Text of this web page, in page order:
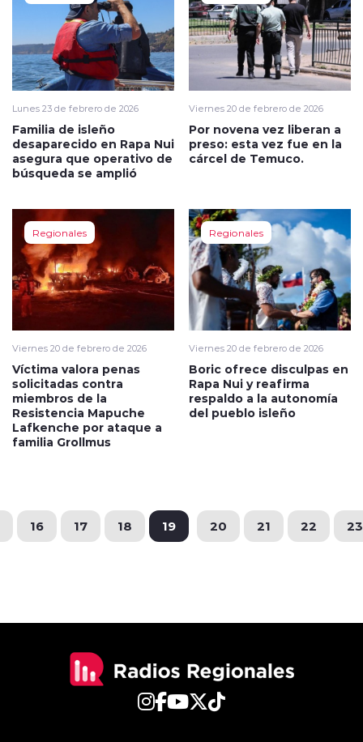
Lunes 23 de febrero de 2026
Familia de isleño
desaparecido en Rapa Nui
asegura que operativo de
búsqueda se amplió
Viernes 20 de febrero de 2026
Por novena vez liberan a
preso: esta vez fue en la
cárcel de Temuco.
Regionales
Viernes 20 de febrero de 2026
Víctima valora penas
solicitadas contra
miembros de la
Resistencia Mapuche
Lafkenche por ataque a
familia Grollmus
Regionales
Viernes 20 de febrero de 2026
Boric ofrece disculpas en
Rapa Nui y reafirma
respaldo a la autonomía
del pueblo isleño
16 17 18 19 20 21 22 23